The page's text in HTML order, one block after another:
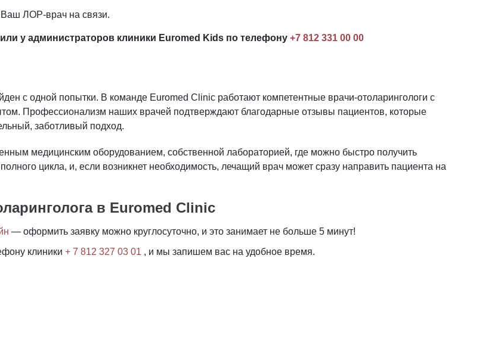
Ваш ЛОР-врач на связи.
или у администраторов клиники Euromed Kids по телефону +7 812 331 00 00
с одной попытки. В команде Euromed Clinic работают компетентные врачи-отоларингологи с
Профессионализм наших врачей подтверждают благодарные отзывы пациентов, которые
заботливый подход.
медицинским оборудованием, собственной лабораторией, где можно быстро получить
цикла, и, если возникнет необходимость, лечащий врач может сразу направить пациента на
в Euromed Clinic
― оформить заявку можно круглосуточно, и это занимает не больше 5 минут!
клиники + 7 812 327 03 01 , и мы запишем вас на удобное время.